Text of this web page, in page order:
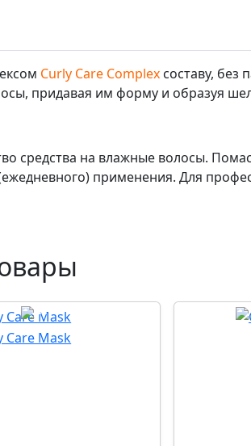
Curly Care Complex составу,
придавая им форму и образуя
средства на влажные волосы.
применения. Для